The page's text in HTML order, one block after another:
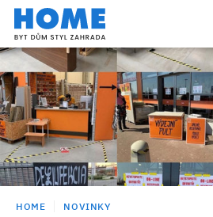
HOME NOVINKY